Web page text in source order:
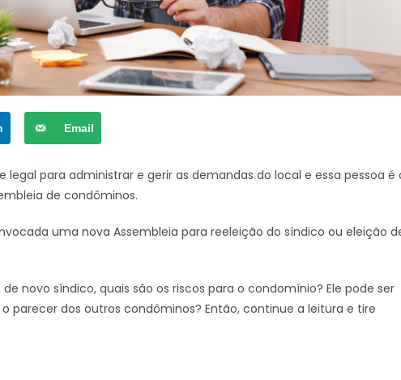
Email
para administrar e gerir as demandas do local e essa pessoa é
de condôminos.
uma nova Assembleia para reeleição do síndico ou eleição
novo síndico, quais são os riscos para o condomínio? Ele pode ser
dos outros condôminos? Então, continue a leitura e tire